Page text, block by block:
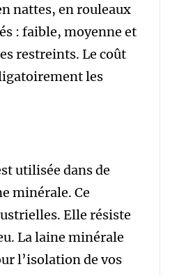
nattes, en rouleaux
: faible, moyenne et
restreints. Le coût
les
utilisée dans de
minérale. Ce
Elle résiste
La laine minérale
l’isolation de vos